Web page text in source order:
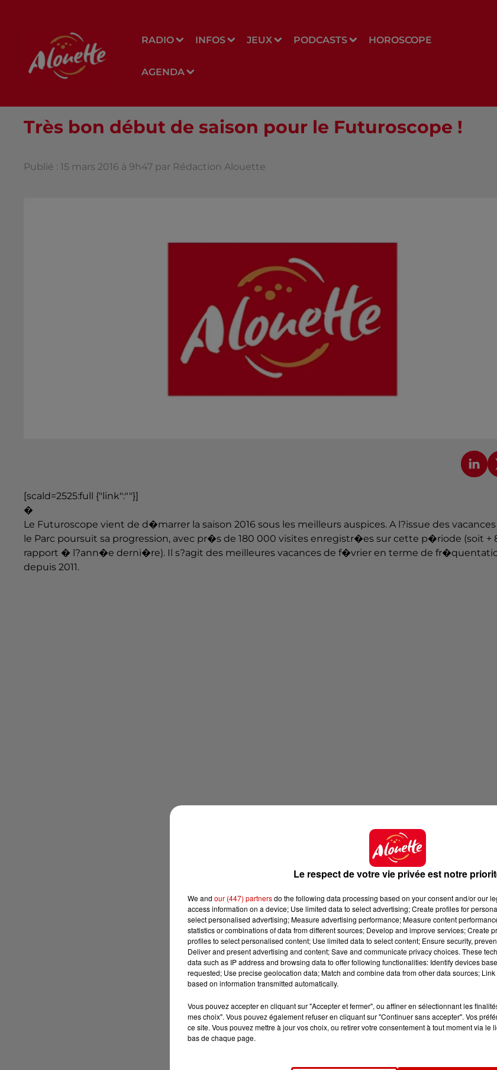
RADIO INFOS JEUX PODCASTS HOROSCOPE
AGENDA
Très bon début de saison pour le Futuroscope !
Publié : 15 mars 2016 à 9h47 par Rédaction Alouette
[scald=2525:full {"link":""}]
�
Le Futuroscope vient de d�marrer la saison 2016 sous les meilleurs auspices. A l?issue des
le Parc poursuit sa progression, avec pr�s de 180 000 visites enregistr�es sur cette p�riode (soit +
rapport � l?ann�e derni�re). Il s?agit des meilleures vacances de f�vrier en terme de
depuis 2011.
Le respect de votre vie privée est notre
We and our (447) partnersdo the following data processing based on your consent and/or our
access information on a device; Use limited data to select advertising; Create profiles for
select personalised advertising; Measure advertising performance; Measure content
statistics or combinations of data from different sources; Develop and improve services; Create
profiles to select personalised content; Use limited data to select content; Ensure security,
Deliver and present advertising and content; Save and communicate privacy choices. These
data such as IP address and browsing data to offer following functionalities: Identify devices
requested; Use precise geolocation data; Match and combine data from other data sources;
based on information transmitted automatically.
Vous pouvez accepter en cliquant sur "Accepter et fermer", ou affiner en sélectionnant les
mes choix". Vous pouvez également refuser en cliquant sur "Continuer sans accepter". Vos
ce site. Vous pouvez mettre à jour vos choix, ou retirer votre consentement à tout moment via le
bas de chaque page.